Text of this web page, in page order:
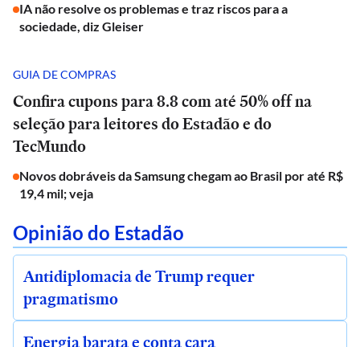
IA não resolve os problemas e traz riscos para a
sociedade, diz Gleiser
GUIA DE COMPRAS
Confira cupons para 8.8 com até 50% off na
seleção para leitores do Estadão e do
TecMundo
Novos dobráveis da Samsung chegam ao Brasil por até R$
19,4 mil; veja
Opinião do Estadão
Antidiplomacia de Trump requer
pragmatismo
Energia barata e conta cara